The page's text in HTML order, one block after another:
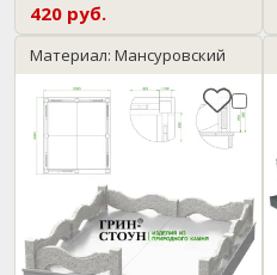
420 руб.
Материал: Мансуровский